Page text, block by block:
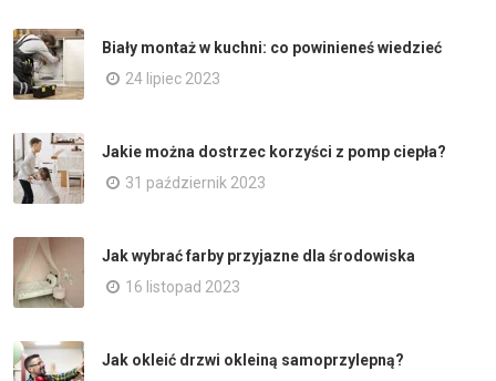
Biały montaż w kuchni: co powinieneś wiedzieć
24 lipiec 2023
Jakie można dostrzec korzyści z pomp ciepła?
31 październik 2023
Jak wybrać farby przyjazne dla środowiska
16 listopad 2023
Jak okleić drzwi okleiną samoprzylepną?